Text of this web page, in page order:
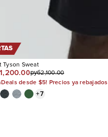
Tyson Sweat
руб2,100.00
desde $5! Precios ya rebajados
+7